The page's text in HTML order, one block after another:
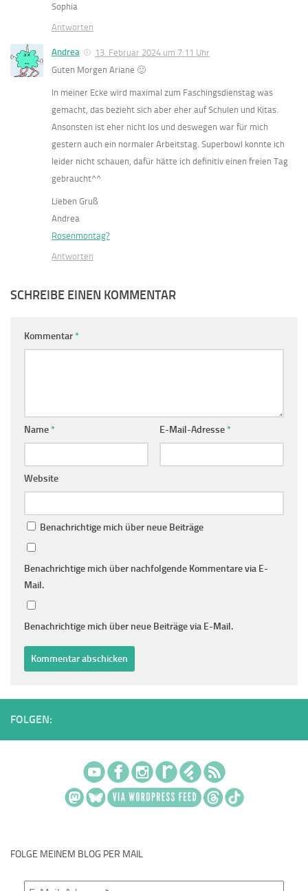
Sophia
Antworten
Andrea
13. Februar 2024 um 7:11 Uhr
Guten Morgen Ariane 🙂
In meiner Ecke wird maximal zum Faschingsdienstag was
gemacht, das bezieht sich aber eher auf Schulen und Kitas.
Ansonsten ist eher nicht los und deswegen war für mich
gestern auch ein normaler Arbeitstag. Superbowl konnte ich
leider nicht schauen, dafür hätte ich definitiv einen freien Tag
gebraucht^^
Lieben Gruß
Andrea
Rosenmontag?
Antworten
SCHREIBE EINEN KOMMENTAR
Kommentar*
Name* E-Mail-Adresse*
Website
Benachrichtige mich über neue Beiträge
Benachrichtige mich über nachfolgende Kommentare via E-
Mail.
Benachrichtige mich über neue Beiträge via E-Mail.
FOLGEN:
FOLGE MEINEM BLOG PER MAIL